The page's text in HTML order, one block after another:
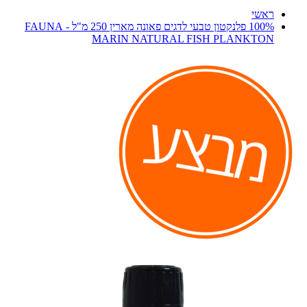
ראשי
100% פלנקטון טבעי לדגים פאונה מארין 250 מ"ל - FAUNA
MARIN NATURAL FISH PLANKTON